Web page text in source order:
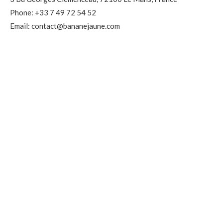
Phone: +33 7 49 72 54 52
Email: contact@bananejaune.com